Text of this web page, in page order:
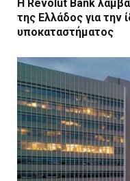
Η Revolut Bank
της Ελλάδος για την
υποκαταστήματος